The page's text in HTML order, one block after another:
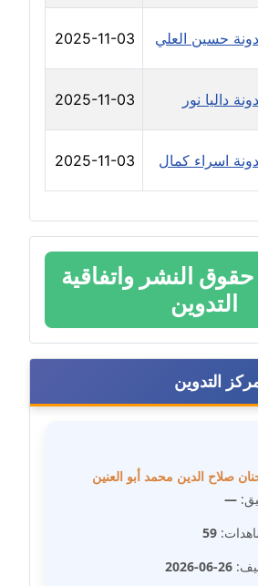
مكى
غنيم
فوزي
المسيري
رضوان
عبد الوهاب
حسين العلي 2025-11-03
داليا نور 2025-11-03
اسراء كمال 2025-11-03
النشر واتفاقية
التدوين
التدوين
صلاح الدين محمد أبو العنين
—
59
26-06-2026